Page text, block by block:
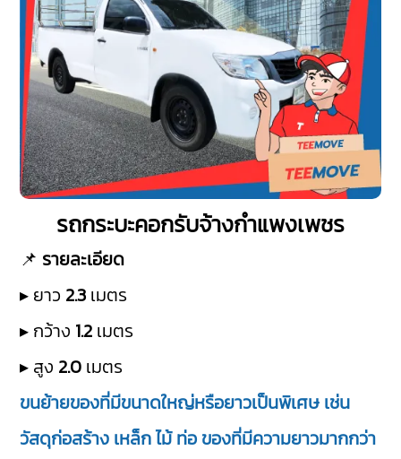
รถกระบะคอกรับจ้างกำแพงเพชร
📌 รายละเอียด
▸ ยาว 2.3 เมตร
▸ กว้าง 1.2 เมตร
▸ สูง 2.0 เมตร
ขนย้ายของที่มีขนาดใหญ่หรือยาวเป็นพิเศษ เช่น
วัสดุก่อสร้าง เหล็ก ไม้ ท่อ ของที่มีความยาวมากกว่า